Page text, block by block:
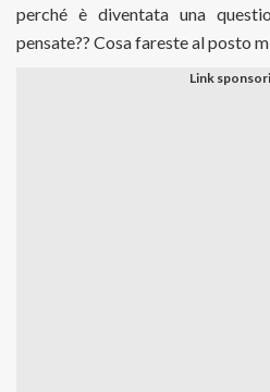
perché è diventata una
pensate?? Cosa fareste al posto